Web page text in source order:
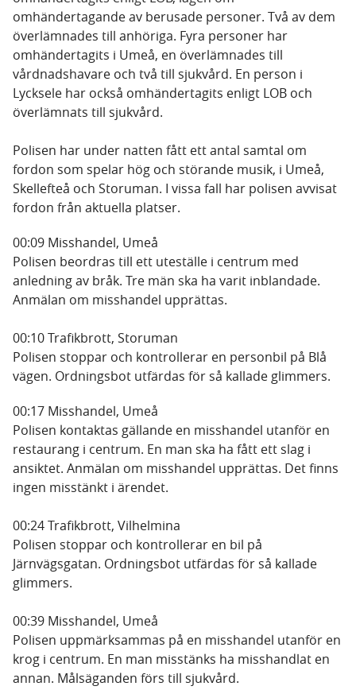
omhändertagande av berusade personer. Två av dem
överlämnades till anhöriga. Fyra personer har
omhändertagits i Umeå, en överlämnades till
vårdnadshavare och två till sjukvård. En person i
Lycksele har också omhändertagits enligt LOB och
överlämnats till sjukvård.
Polisen har under natten fått ett antal samtal om
fordon som spelar hög och störande musik, i Umeå,
Skellefteå och Storuman. I vissa fall har polisen avvisat
fordon från aktuella platser.
00:09 Misshandel, Umeå
Polisen beordras till ett uteställe i centrum med
anledning av bråk. Tre män ska ha varit inblandade.
Anmälan om misshandel upprättas.
00:10 Trafikbrott, Storuman
Polisen stoppar och kontrollerar en personbil på Blå
vägen. Ordningsbot utfärdas för så kallade glimmers.
00:17 Misshandel, Umeå
Polisen kontaktas gällande en misshandel utanför en
restaurang i centrum. En man ska ha fått ett slag i
ansiktet. Anmälan om misshandel upprättas. Det finns
ingen misstänkt i ärendet.
00:24 Trafikbrott, Vilhelmina
Polisen stoppar och kontrollerar en bil på
Järnvägsgatan. Ordningsbot utfärdas för så kallade
glimmers.
00:39 Misshandel, Umeå
Polisen uppmärksammas på en misshandel utanför en
krog i centrum. En man misstänks ha misshandlat en
annan. Målsäganden förs till sjukvård.